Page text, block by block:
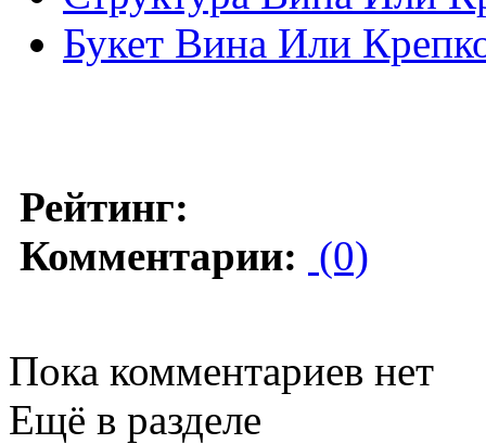
Букет Вина Или
Рейтинг:
Комментарии: (0)
Пока комментариев нет
Ещё в разделе